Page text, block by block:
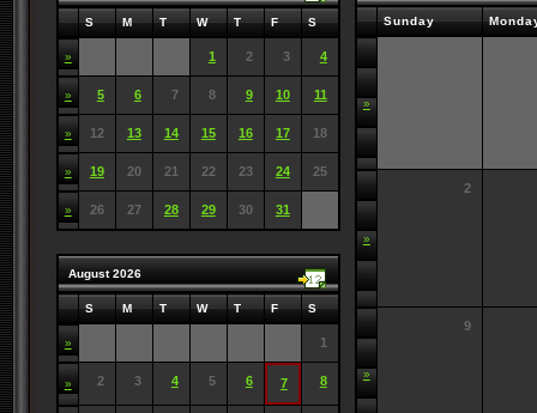
S M T W T F S
» 1 2 3 4
» 5 6 7 8 9 10 11
» 12 13 14 15 16 17 18
» 19 20 21 22 23 24 25
» 26 27 28 29 30 31
August 2026
S M T W T F S
» 1
» 2 3 4 5 6 7 8
Sunday
»
»
2
»
9